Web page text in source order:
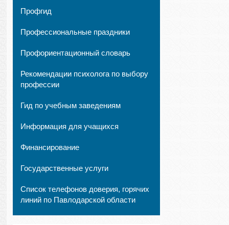
Профгид
Профессиональные праздники
Профориентационный словарь
Рекомендации психолога по выбору
профессии
Гид по учебным заведениям
Информация для учащихся
Финансирование
Государственные услуги
Список телефонов доверия, горячих
линий по Павлодарской области